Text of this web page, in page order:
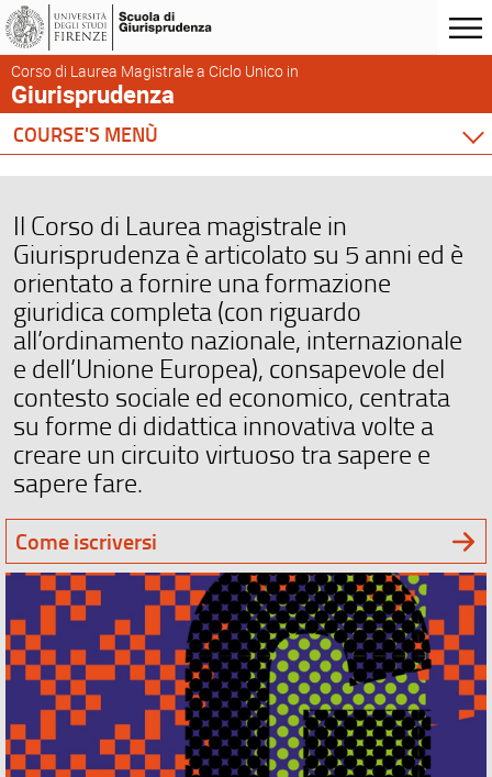
Corso di Laurea Magistrale a Ciclo Unico in
Giurisprudenza
COURSE'S MENÙ
Home
Courses
Academic Staff
Schedules & Calendars
Il Corso di Laurea magistrale in
Giurisprudenza è articolato su 5 anni ed è
orientato a fornire una formazione
giuridica completa (con riguardo
all’ordinamento nazionale, internazionale
e dell’Unione Europea), consapevole del
contesto sociale ed economico, centrata
su forme di didattica innovativa volte a
creare un circuito virtuoso tra sapere e
sapere fare.
Come iscriversi